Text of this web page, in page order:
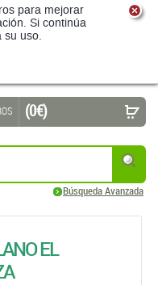
para mejorar
Si continúa
su uso.
Búsqueda Avanzada
(0 €)
EL